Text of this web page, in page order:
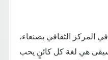
المركز الثقافي بصنعاء،
هي لغة كل كائنٍ يحب